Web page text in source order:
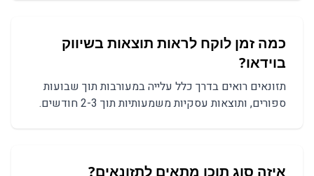
כמה זמן לוקח לראות תוצאות בשיווק
בוידאו?
תזונאים רואים בדרך כלל עלייה במעורבות תוך שבועות
ספורים, ותוצאות עסקיות משמעותיות תוך 2-3 חודשים.
איזה סוג תוכן מתאים לתזונאים?